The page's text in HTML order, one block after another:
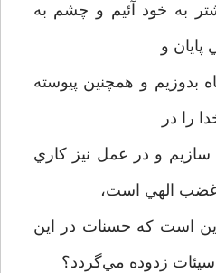
به خود آئيم و چشم به
و
بدوزيم و همچنين پيوسته
را در
و در عمل نيز کاري
الهي است،‌
اين است که حسنات در اين
زدوده مي‌گردد؟